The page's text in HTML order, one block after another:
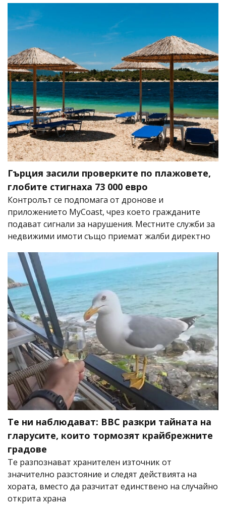
Гърция засили проверките по плажовете,
глобите стигнаха 73 000 евро
Контролът се подпомага от дронове и
приложението MyCoast, чрез което гражданите
подават сигнали за нарушения. Местните служби за
недвижими имоти също приемат жалби директно
Те ни наблюдават: BBC разкри тайната на
гларусите, които тормозят крайбрежните
градове
Те разпознават хранителен източник от
значително разстояние и следят действията на
хората, вместо да разчитат единствено на случайно
открита храна